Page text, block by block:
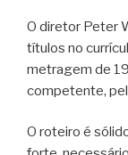
O diretor Peter
títulos no
metragem de
competente,
O roteiro é